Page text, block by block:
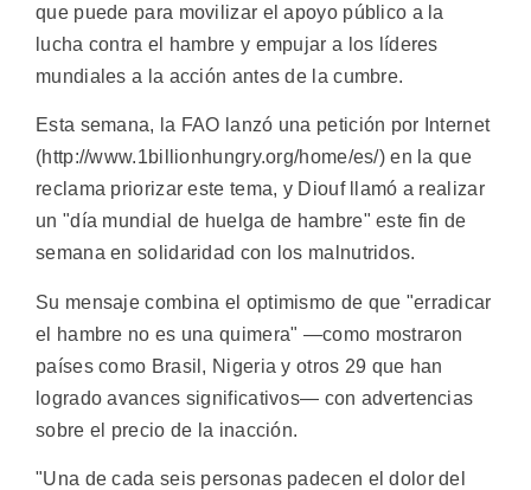
que puede para movilizar el apoyo público a la
lucha contra el hambre y empujar a los líderes
mundiales a la acción antes de la cumbre.
Esta semana, la FAO lanzó una petición por Internet
(http://www.1billionhungry.org/home/es/) en la que
reclama priorizar este tema, y Diouf llamó a realizar
un "día mundial de huelga de hambre" este fin de
semana en solidaridad con los malnutridos.
Su mensaje combina el optimismo de que "erradicar
el hambre no es una quimera" —como mostraron
países como Brasil, Nigeria y otros 29 que han
logrado avances significativos— con advertencias
sobre el precio de la inacción.
"Una de cada seis personas padecen el dolor del